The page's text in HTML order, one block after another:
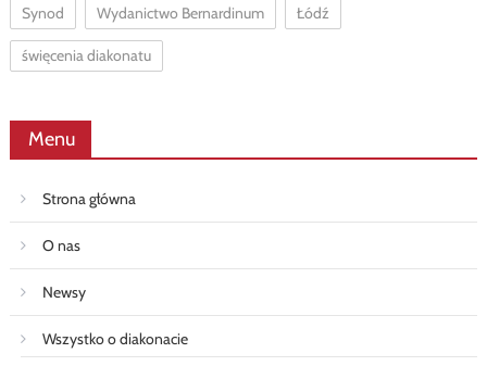
Synod Wydanictwo Bernardinum Łódź
święcenia diakonatu
Menu
Strona główna
O nas
Newsy
Wszystko o diakonacie